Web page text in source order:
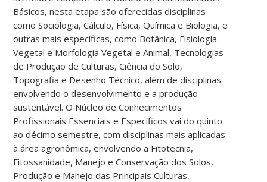
Básicos, nesta etapa são oferecidas disciplinas
como Sociologia, Cálculo, Física, Química e Biologia, e
outras mais específicas, como Botânica, Fisiologia
Vegetal e Morfologia Vegetal e Animal, Tecnologias
de Produção de Culturas, Ciência do Solo,
Topografia e Desenho Técnico, além de disciplinas
envolvendo o desenvolvimento e a produção
sustentável. O Núcleo de Conhecimentos
Profissionais Essenciais e Específicos vai do quinto
ao décimo semestre, com disciplinas mais aplicadas
à área agronômica, envolvendo a Fitotecnia,
Fitossanidade, Manejo e Conservação dos Solos,
Produção e Manejo das Principais Culturas,